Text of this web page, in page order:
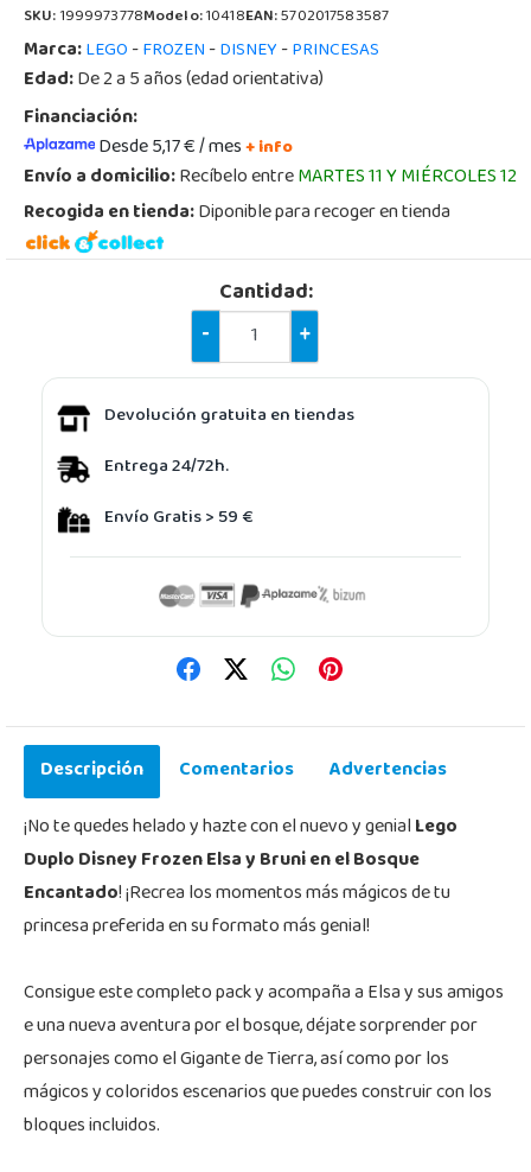
SKU:1999973778Modelo:10418EAN:5702017583587
Marca:LEGO-FROZEN-DISNEY-PRINCESAS
Edad:De 2 a 5 años (edad orientativa)
Financiación:
Desde 5,17 € / mes+ info
Envío a domicilio:Recíbelo entreMARTES 11 Y MIÉRCOLES 12
Recogida en tienda:Diponible para recoger en tienda
Cantidad:
-
+
Devolución gratuita en tiendas
Entrega 24/72h.
Envío Gratis > 59 €
Descripción Comentarios
Advertencias
¡No te quedes helado y hazte con el nuevo y genialLego
Duplo Disney Frozen Elsa y Bruni en el Bosque
Encantado! ¡Recrea los momentos más mágicos de tu
princesa preferida en su formato más genial!
Consigue este completo pack y acompaña a Elsa y sus amigos
e una nueva aventura por el bosque, déjate sorprender por
personajes como el Gigante de Tierra, así como por los
mágicos y coloridos escenarios que puedes construir con los
bloques incluidos.